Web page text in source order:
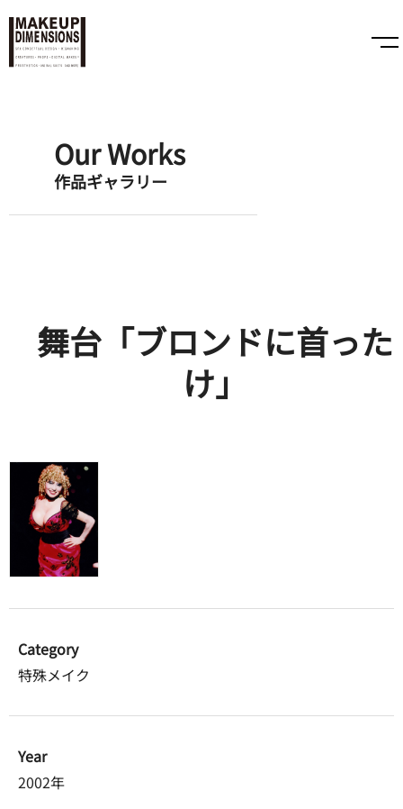
Our Works
作品ギャラリー
舞台「ブロンドに首った
け」
Category
特殊メイク
Year
2002年